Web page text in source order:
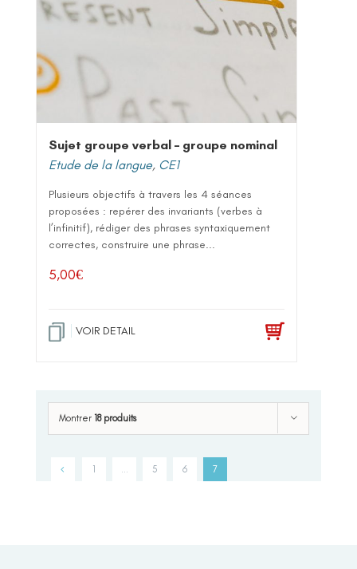
Sujet groupe verbal – groupe nominal
Etude de la langue, CE1
Plusieurs objectifs à travers les 4 séances
proposées : repérer des invariants (verbes à
l’infinitif), rédiger des phrases syntaxiquement
correctes, construire une phrase...
5,00€
VOIR DETAIL
Montrer 18 produits
1 … 5 6 7